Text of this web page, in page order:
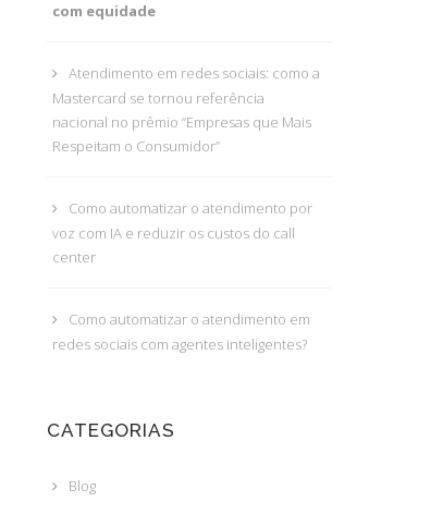
com equidade
Atendimento em redes sociais: como a
Mastercard se tornou referência
nacional no prêmio “Empresas que Mais
Respeitam o Consumidor”
Como automatizar o atendimento por
voz com IA e reduzir os custos do call
center
Como automatizar o atendimento em
redes sociais com agentes inteligentes?
CATEGORIAS
Blog